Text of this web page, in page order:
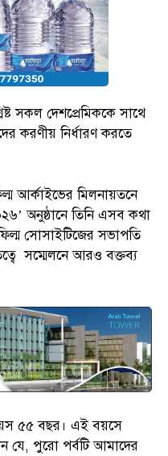
সকল দেশপ্রেমিককে সাথে
করণীয় নির্ধারণ করতে
আর্কাইভের মিলনায়তনে
অনুষ্ঠানে তিনি এসব কথা
সোসাইটিজের সভাপতি
সম্মেলনে আরও বক্তব্য
৫৫ বছর। এই বয়সে
যে, পুরো পর্বটি আমাদের